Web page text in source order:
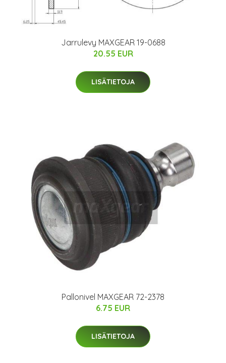
Jarrulevy MAXGEAR 19-0688
20.55 EUR
LISÄTIETOJA
Pallonivel MAXGEAR 72-2378
6.75 EUR
LISÄTIETOJA